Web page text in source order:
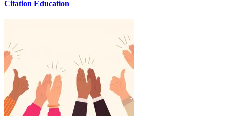
Citation Éducation